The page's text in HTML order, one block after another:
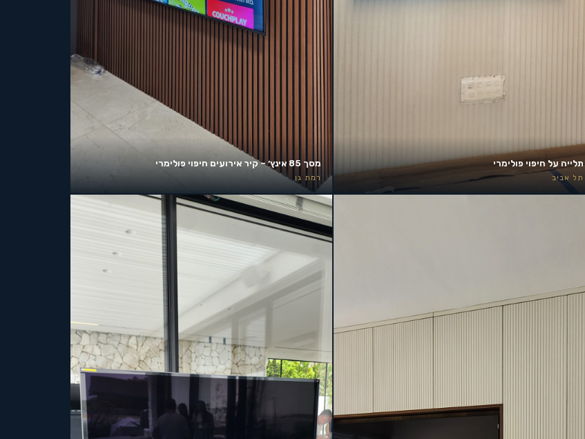
תלייה על חיפוי פולימרי
תל אביב
מסך 85 אינץ׳ – קיר אירועים חיפוי פולימרי
רמת גן